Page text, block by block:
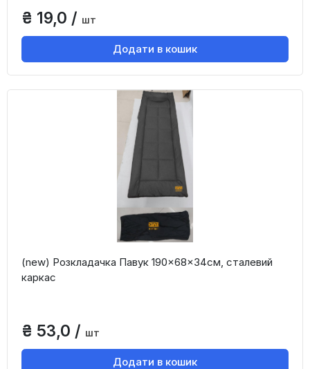
₴ 19,0 / шт
Додати в кошик
(new) Розкладачка Павук 190×68×34см, сталевий
каркас
₴ 53,0 / шт
Додати в кошик